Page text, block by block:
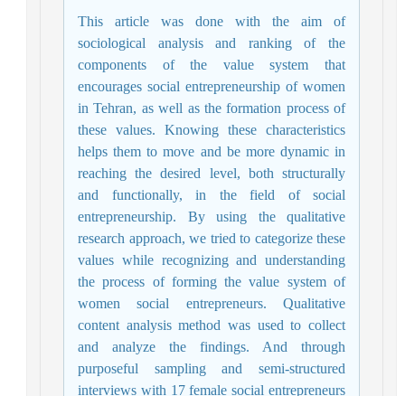
This article was done with the aim of
sociological analysis and ranking of the
components of the value system that
encourages social entrepreneurship of women
in Tehran, as well as the formation process of
these values. Knowing these characteristics
helps them to move and be more dynamic in
reaching the desired level, both structurally
and functionally, in the field of social
entrepreneurship. By using the qualitative
research approach, we tried to categorize these
values while recognizing and understanding
the process of forming the value system of
women social entrepreneurs. Qualitative
content analysis method was used to collect
and analyze the findings. And through
purposeful sampling and semi-structured
interviews with 17 female social entrepreneurs